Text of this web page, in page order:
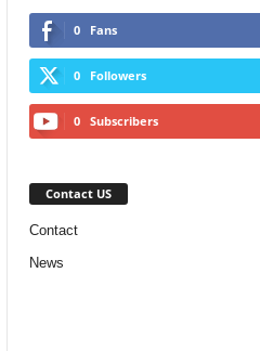
0 Fans
0 Followers
0 Subscribers
Contact US
Contact
News